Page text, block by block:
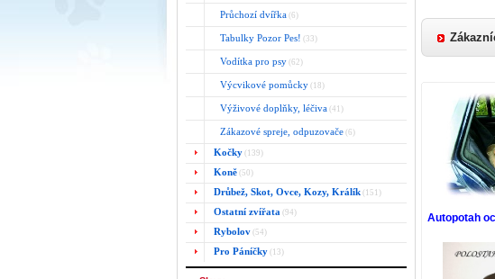
Průchozí dvířka (6)
Tabulky Pozor Pes! (33)
Vodítka pro psy (62)
Výcvikové pomůcky (18)
Výživové doplňky, léčiva (41)
Zákazové spreje, odpuzovače (6)
Kočky (139)
Koně (50)
Drůbež, Skot, Ovce, Kozy, Králík (151)
Ostatní zvířata (94)
Rybolov (54)
Pro Páníčky (13)
Autopotah